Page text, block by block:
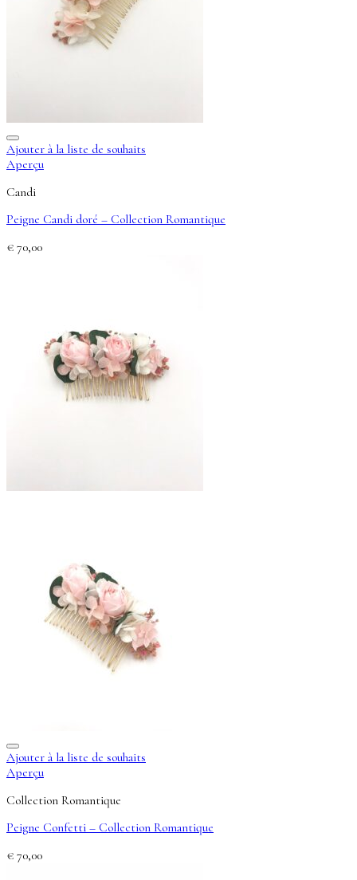
Ajouter à la liste de souhaits
Aperçu
Candi
Peigne Candi doré – Collection Romantique
€ 70,00
Ajouter à la liste de souhaits
Aperçu
Collection Romantique
Peigne Confetti – Collection Romantique
€ 70,00